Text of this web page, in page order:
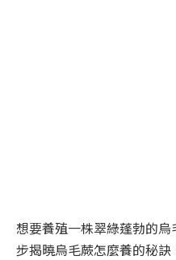
想要養殖一株翠綠蓬勃的
步揭曉烏毛蕨怎麼養的秘